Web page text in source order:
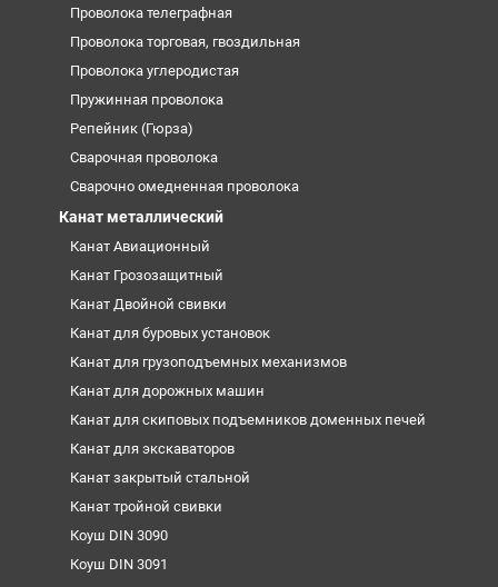
Проволока телеграфная
Проволока торговая, гвоздильная
Проволока углеродистая
Пружинная проволока
Репейник (Гюрза)
Сварочная проволока
Сварочно омедненная проволока
Канат металлический
Канат Авиационный
Канат Грозозащитный
Канат Двойной свивки
Канат для буровых установок
Канат для грузоподъемных механизмов
Канат для дорожных машин
Канат для скиповых подъемников доменных печей
Канат для экскаваторов
Канат закрытый стальной
Канат тройной свивки
Коуш DIN 3090
Коуш DIN 3091